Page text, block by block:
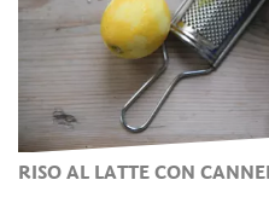
RISO AL LATTE CON